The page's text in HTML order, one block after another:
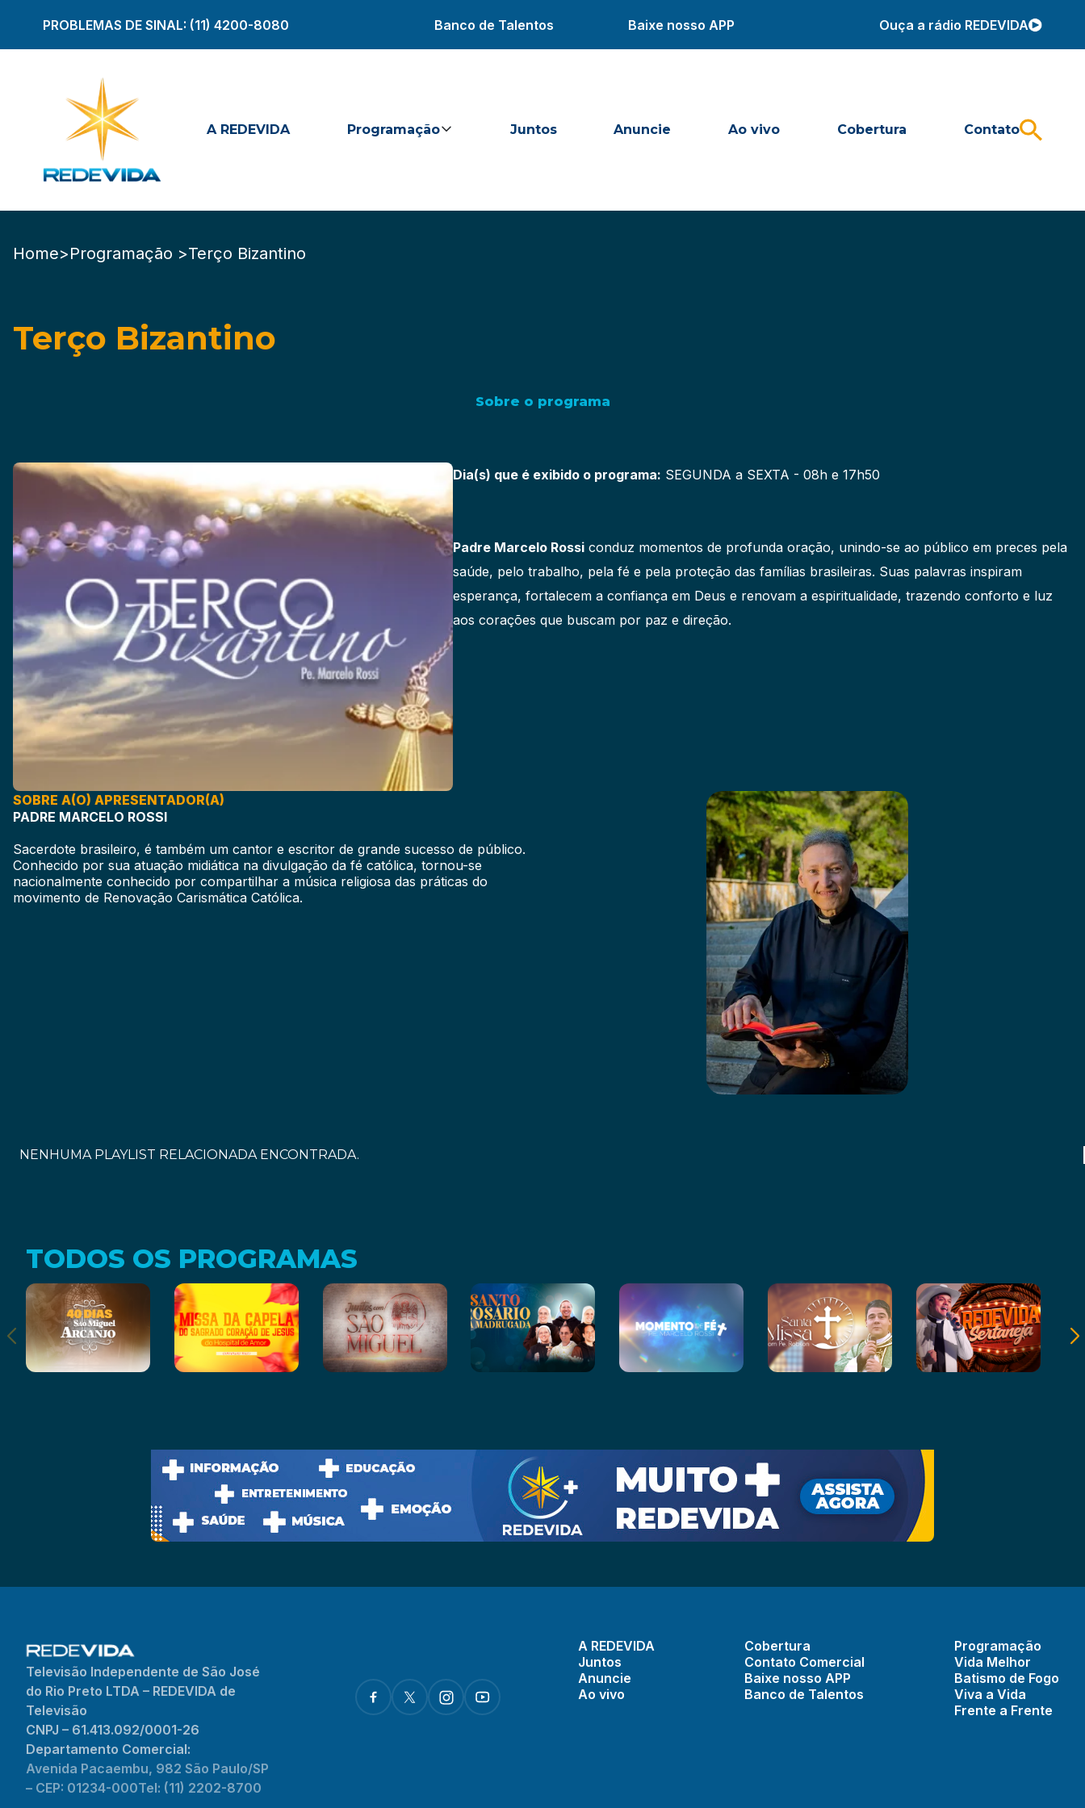
PROBLEMAS DE SINAL: (11) 4200-8080 Banco de Talentos Baixe nosso APP Ouça a rádio REDEVIDA
A REDEVIDA Programação Juntos Anuncie Ao vivo Cobertura Contato
Home>Programação >Terço Bizantino
Terço Bizantino
Sobre o programa
Dia(s) que é exibido o programa: SEGUNDA a SEXTA - 08h e 17h50
Padre Marcelo Rossi conduz momentos de profunda oração, unindo-se ao público em preces pela
saúde, pelo trabalho, pela fé e pela proteção das famílias brasileiras. Suas palavras inspiram
esperança, fortalecem a confiança em Deus e renovam a espiritualidade, trazendo conforto e luz
aos corações que buscam por paz e direção.
SOBRE A(O) APRESENTADOR(A)
PADRE MARCELO ROSSI
Sacerdote brasileiro, é também um cantor e escritor de grande sucesso de público.
Conhecido por sua atuação midiática na divulgação da fé católica, tornou-se
nacionalmente conhecido por compartilhar a música religiosa das práticas do
movimento de Renovação Carismática Católica.
NENHUMA PLAYLIST RELACIONADA ENCONTRADA.
TODOS OS PROGRAMAS
Televisão Independente de São José
do Rio Preto LTDA – REDEVIDA de
Televisão
CNPJ – 61.413.092/0001-26
Departamento Comercial:
Avenida Pacaembu, 982 São Paulo/SP
– CEP: 01234-000Tel: (11) 2202-8700
A REDEVIDA
Juntos
Anuncie
Ao vivo
Cobertura
Contato Comercial
Baixe nosso APP
Banco de Talentos
Programação
Vida Melhor
Batismo de Fogo
Viva a Vida
Frente a Frente